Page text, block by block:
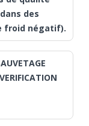
des
froid négatif).